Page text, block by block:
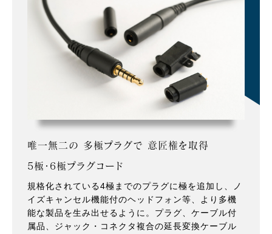
唯一無二の 多極プラグで 意匠権を取得
5極・6極プラグコード
規格化されている4極までのプラグに極を追加し、ノ
イズキャンセル機能付のヘッドフォン等、より多機
能な製品を生み出せるように。プラグ、ケーブル付
属品、ジャック・コネクタ複合の延長変換ケーブル